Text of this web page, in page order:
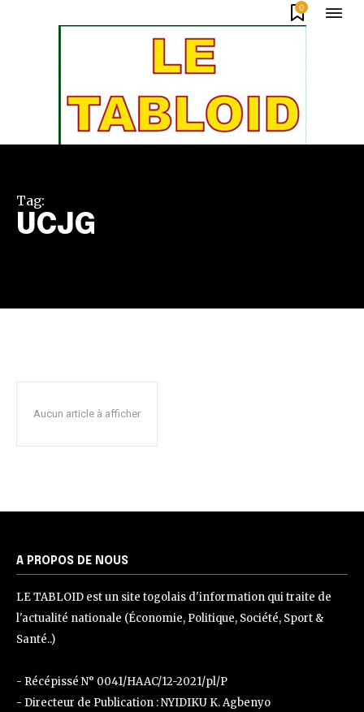
0
Tag:
UCJG
Aucun article à afficher
A PROPOS DE NOUS
LE TABLOID est un site togolais d'information qui traite de
l'actualité nationale (Économie, Politique, Société, Sport &
Santé..)
- Récépissé N° 0041/HAAC/12-2021/pl/P
- Directeur de Publication : NYIDIKU K. Agbenyo